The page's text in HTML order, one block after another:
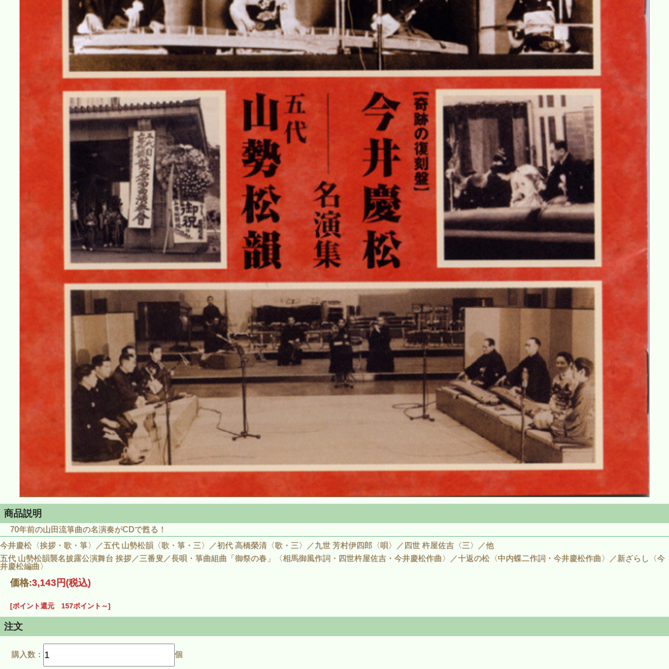
商品説明
70年前の山田流箏曲の名演奏がCDで甦る！
今井慶松〈挨拶・歌・箏〉／五代 山勢松韻〈歌・箏・三〉／初代 高橋榮清〈歌・三〉／九世 芳村伊四郎〈唄〉／四世 杵屋佐吉〈三〉／他
五代 山勢松韻襲名披露公演舞台 挨拶／三番叟／長唄・箏曲組曲「御祭の春」〈相馬御風作詞・四世杵屋佐吉・今井慶松作曲〉／十返の松〈中内蝶二作詞・今井慶松作曲〉／新ざらし〈今
井慶松編曲〉
価格:3,143円(税込)
[ポイント還元 157ポイント～]
注文
購入数： 個